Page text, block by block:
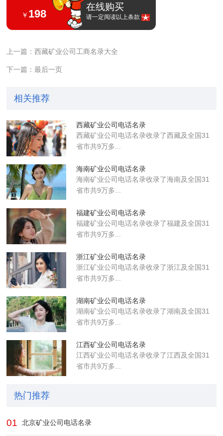
￥ 198
在线购买
请一定阅读以上条款
上一篇：西藏矿业公司工商名录大全
下一篇：最后一页
相关推荐
西藏矿业公司电话名录
西藏矿业公司电话名录收录了西藏及全国31
省市共9万多...
海南矿业公司电话名录
海南矿业公司电话名录收录了海南及全国31
省市共9万多...
福建矿业公司电话名录
福建矿业公司电话名录收录了福建及全国31
省市共9万多...
浙江矿业公司电话名录
浙江矿业公司电话名录收录了浙江及全国31
省市共9万多...
湖南矿业公司电话名录
湖南矿业公司电话名录收录了湖南及全国31
省市共9万多...
江西矿业公司电话名录
江西矿业公司电话名录收录了江西及全国31
省市共9万多...
热门推荐
01 北京矿业公司电话名录